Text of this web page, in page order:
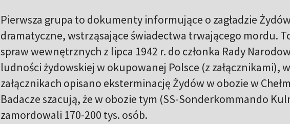
Pierwsza grupa to dokumenty informujące o zagładzie
dramatyczne, wstrząsające świadectwa trwającego mordu.
spraw wewnętrznych z lipca 1942 r. do członka Rady
ludności żydowskiej w okupowanej Polsce (z załącznikami),
załącznikach opisano eksterminację Żydów w obozie w
Badacze szacują, że w obozie tym (SS-Sonderkommando
zamordowali 170-200 tys. osób.